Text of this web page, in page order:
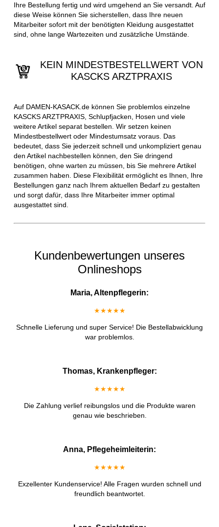
Ihre Bestellung fertig und wird umgehend an Sie versandt. Auf
diese Weise können Sie sicherstellen, dass Ihre neuen
Mitarbeiter sofort mit der benötigten Kleidung ausgestattet
sind, ohne lange Wartezeiten und zusätzliche Umstände.
KEIN MINDESTBESTELLWERT VON
KASCKS ARZTPRAXIS
Auf DAMEN-KASACK.de können Sie problemlos einzelne
KASCKS ARZTPRAXIS, Schlupfjacken, Hosen und viele
weitere Artikel separat bestellen. Wir setzen keinen
Mindestbestellwert oder Mindestumsatz voraus. Das
bedeutet, dass Sie jederzeit schnell und unkompliziert genau
den Artikel nachbestellen können, den Sie dringend
benötigen, ohne warten zu müssen, bis Sie mehrere Artikel
zusammen haben. Diese Flexibilität ermöglicht es Ihnen, Ihre
Bestellungen ganz nach Ihrem aktuellen Bedarf zu gestalten
und sorgt dafür, dass Ihre Mitarbeiter immer optimal
ausgestattet sind.
Kundenbewertungen unseres
Onlineshops
Maria, Altenpflegerin:
★★★★★
Schnelle Lieferung und super Service! Die Bestellabwicklung
war problemlos.
Thomas, Krankenpfleger:
★★★★★
Die Zahlung verlief reibungslos und die Produkte waren
genau wie beschrieben.
Anna, Pflegeheimleiterin:
★★★★★
Exzellenter Kundenservice! Alle Fragen wurden schnell und
freundlich beantwortet.